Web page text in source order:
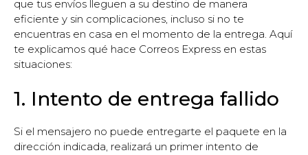
que tus envíos lleguen a su destino de manera
eficiente y sin complicaciones, incluso si no te
encuentras en casa en el momento de la entrega. Aquí
te explicamos qué hace Correos Express en estas
situaciones:
1. Intento de entrega fallido
Si el mensajero no puede entregarte el paquete en la
dirección indicada, realizará un primer intento de